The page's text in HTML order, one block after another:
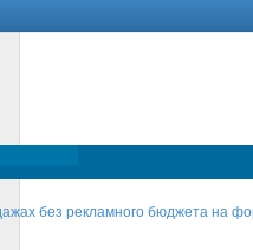
без рекламного бюджета на